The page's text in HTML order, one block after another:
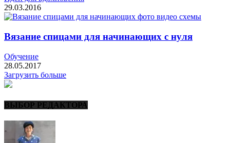
29.03.2016
Вязание спицами для начинающих с нуля
Обучение
28.05.2017
Загрузить больше
ВЫБОР РЕДАКТОРА